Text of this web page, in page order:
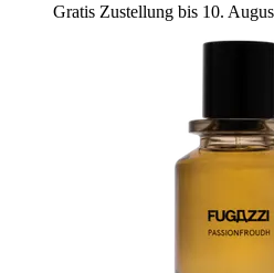
Gratis Zustellung bis 10.